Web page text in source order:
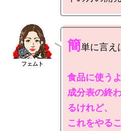
簡単に言え
食品に使う
成分表の終
るけれど、
これをやる